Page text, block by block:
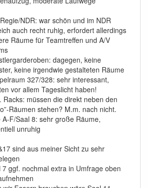
NDR: war schön und im NDR
auch recht ruhig, erfordert allerdings
Räume für Teamtreffen und A/V
dagegen, keine
keine irgendwie gestalteten Räume
327/328: sehr interessant,
vor allem Tageslicht haben!
Racks: müssen die direkt neben den
Räumen stehen? M.m. nach nicht.
A-F/Saal 8: sehr große Räume,
unruhig
sind aus meiner Sicht zu sehr
7 ggf. nochmal extra in Umfrage oben